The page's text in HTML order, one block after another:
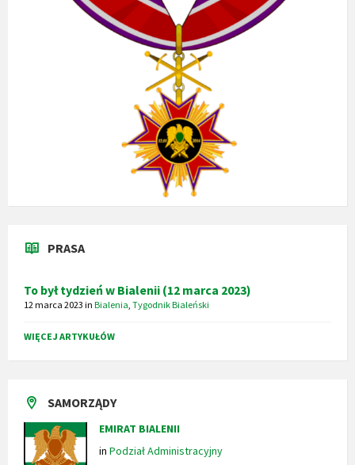
PRASA
To był tydzień w Bialenii (12 marca 2023)
12 marca 2023 in Bialenia Tygodnik Bialeński
WIĘCEJ ARTYKUŁÓW
SAMORZĄDY
EMIRAT BIALENII
in Podział Administracyjny